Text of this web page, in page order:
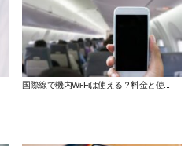
国際線で機内Wi-Fiは使える？料金と使...